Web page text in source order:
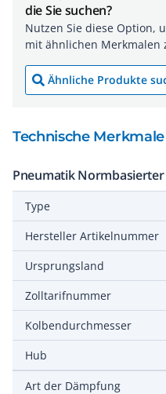
die Sie suchen?
Nutzen Sie diese Option,
mit ähnlichen Merkmalen
Ähnliche Produkte
Technische Merkmale
Pneumatik
Type
Hersteller Artikelnummer
Ursprungsland
Zolltarifnummer
Kolbendurchmesser
Hub
Art der Dämpfung